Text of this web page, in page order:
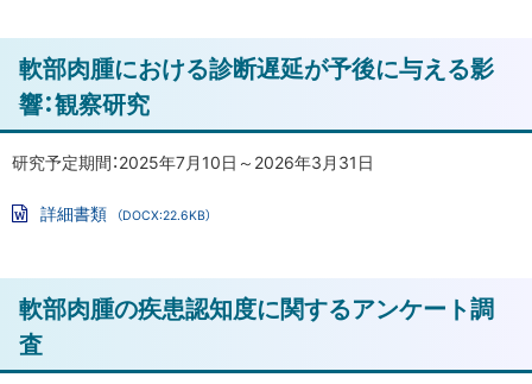
術
後
リ
ビ
リ
テ
シ
ョ
ン
に
ァ
イ
ル
ト
ッ
プ
に
る
軟部肉腫における診断遅延が予後に与える影
響：観察研究
研究予定期間：2025年7月10日～2026年3月31日
ァ
イ
ル
詳細書類 （DOCX:22.6KB）
ト
ッ
プ
軟部肉腫の疾患認知度に関するアンケート調
査